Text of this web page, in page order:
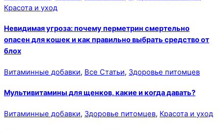
Красота и уход
Невидимая угроза: почему перметрин смертельно
опасен для кошек и как правильно выбрать средство от
блох
Витаминные добавки, Все Статьи, Здоровье питомцев
Мультивитамины для щенков, какие и когда давать?
Витаминные добавки, Здоровье питомцев, Красота и уход